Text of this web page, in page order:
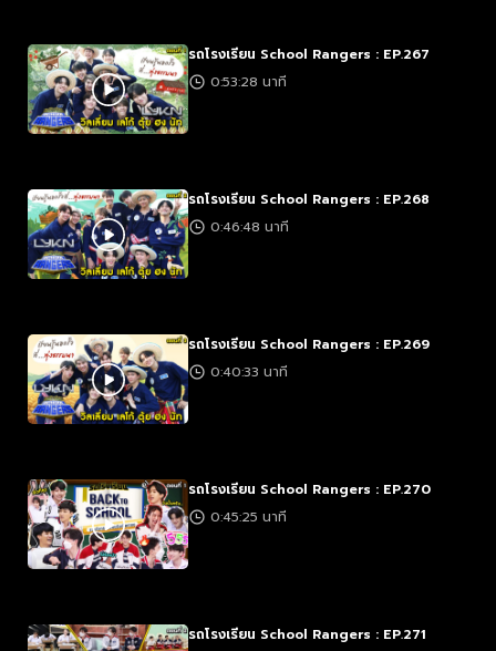
รถโรงเรียน School Rangers : EP.267
0:53:28 นาที
รถโรงเรียน School Rangers : EP.268
0:46:48 นาที
รถโรงเรียน School Rangers : EP.269
0:40:33 นาที
รถโรงเรียน School Rangers : EP.270
0:45:25 นาที
รถโรงเรียน School Rangers : EP.271